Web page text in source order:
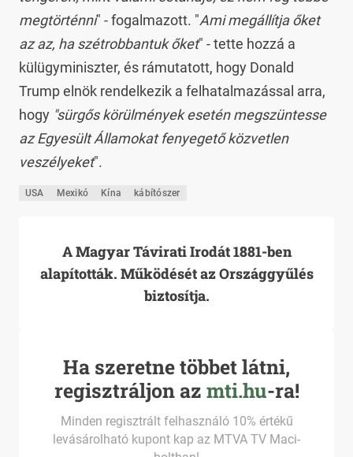
megtörténni" - fogalmazott. "Ami megállítja őket
az az, ha szétrobbantuk őket" - tette hozzá a
külügyminiszter, és rámutatott, hogy Donald
Trump elnök rendelkezik a felhatalmazással arra,
hogy "sürgős körülmények esetén megszüntesse
az Egyesült Államokat fenyegető közvetlen
veszélyeket".
USA Mexikó Kína kábítószer
A Magyar Távirati Irodát 1881-ben
alapították. Működését az Országgyűlés
biztosítja.
Ha szeretne többet látni,
regisztráljon az mti.hu-ra!
Minden regisztrált felhasználó 10% értékű
levásárolható kupont kap az MTVA TV Maci-